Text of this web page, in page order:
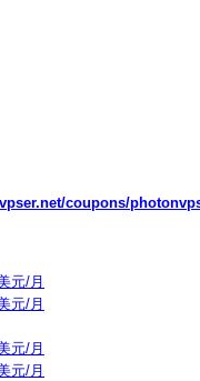
coupons/
元/月
元/月
元/月
元/月